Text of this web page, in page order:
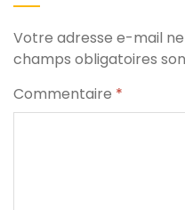
Votre adresse e-mail
champs obligatoires
Commentaire *